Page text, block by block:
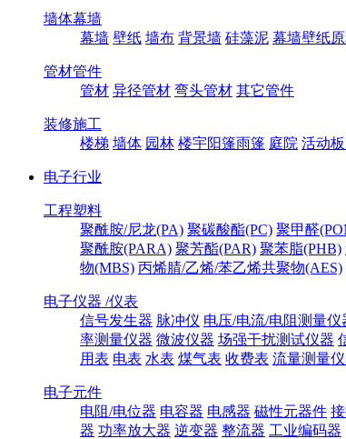
墙体幕墙
幕墙 壁纸 墙布 背景墙 硅藻泥 幕墙壁纸
管材管件
管材 异径管材 弯头管材 其它管件
装修施工
楼梯 墙体 园林 楼宇阳篷雨篷 庭院 活动
电子行业
工程塑料
聚酰胺/尼龙(PA) 聚碳酸酯(PC) 聚甲醛
聚酰胺(PARA) 聚芳酯(PAR) 聚苯脂(PHB)
物(MBS) 丙烯腈/乙烯/苯乙烯共聚物(AES)
电子仪器 /仪表
信号发生器 脉冲仪 电压/电流/电阻测量仪
率测量仪器 微波仪器 场强干扰测试仪器
用表 电表 水表 煤气表 收费表 流量测量
电子元件
电阻/电位器 电容器 电感器 磁性元器件
器 功率放大器 逆变器 整流器 工业编码器